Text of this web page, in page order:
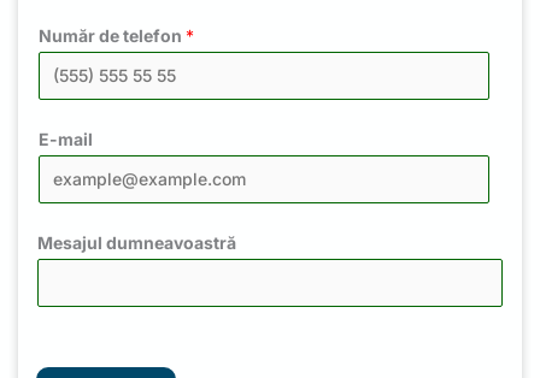
Număr de telefon *
E-mail
Mesajul dumneavoastră